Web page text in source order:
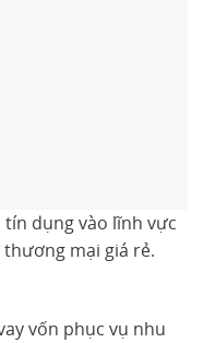
dụng vào lĩnh vực
mại giá rẻ.
vốn phục vụ nhu